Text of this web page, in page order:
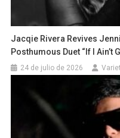
Jacqie Rivera Revives
Posthumous Duet “If I Ain’t
24 de julio de 2026